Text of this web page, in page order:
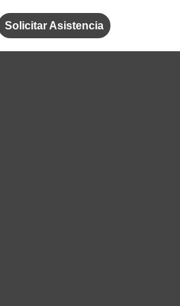
Solicitar Asistencia